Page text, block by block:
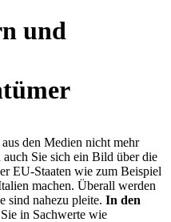
und
den Medien nicht mehr
Sie sich ein Bild über die
EU-Staaten wie zum Beispiel
machen. Überall werden
sind nahezu pleite. In den
in Sachwerte wie